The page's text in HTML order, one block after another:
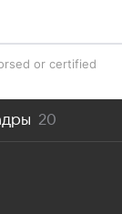
or certified
20